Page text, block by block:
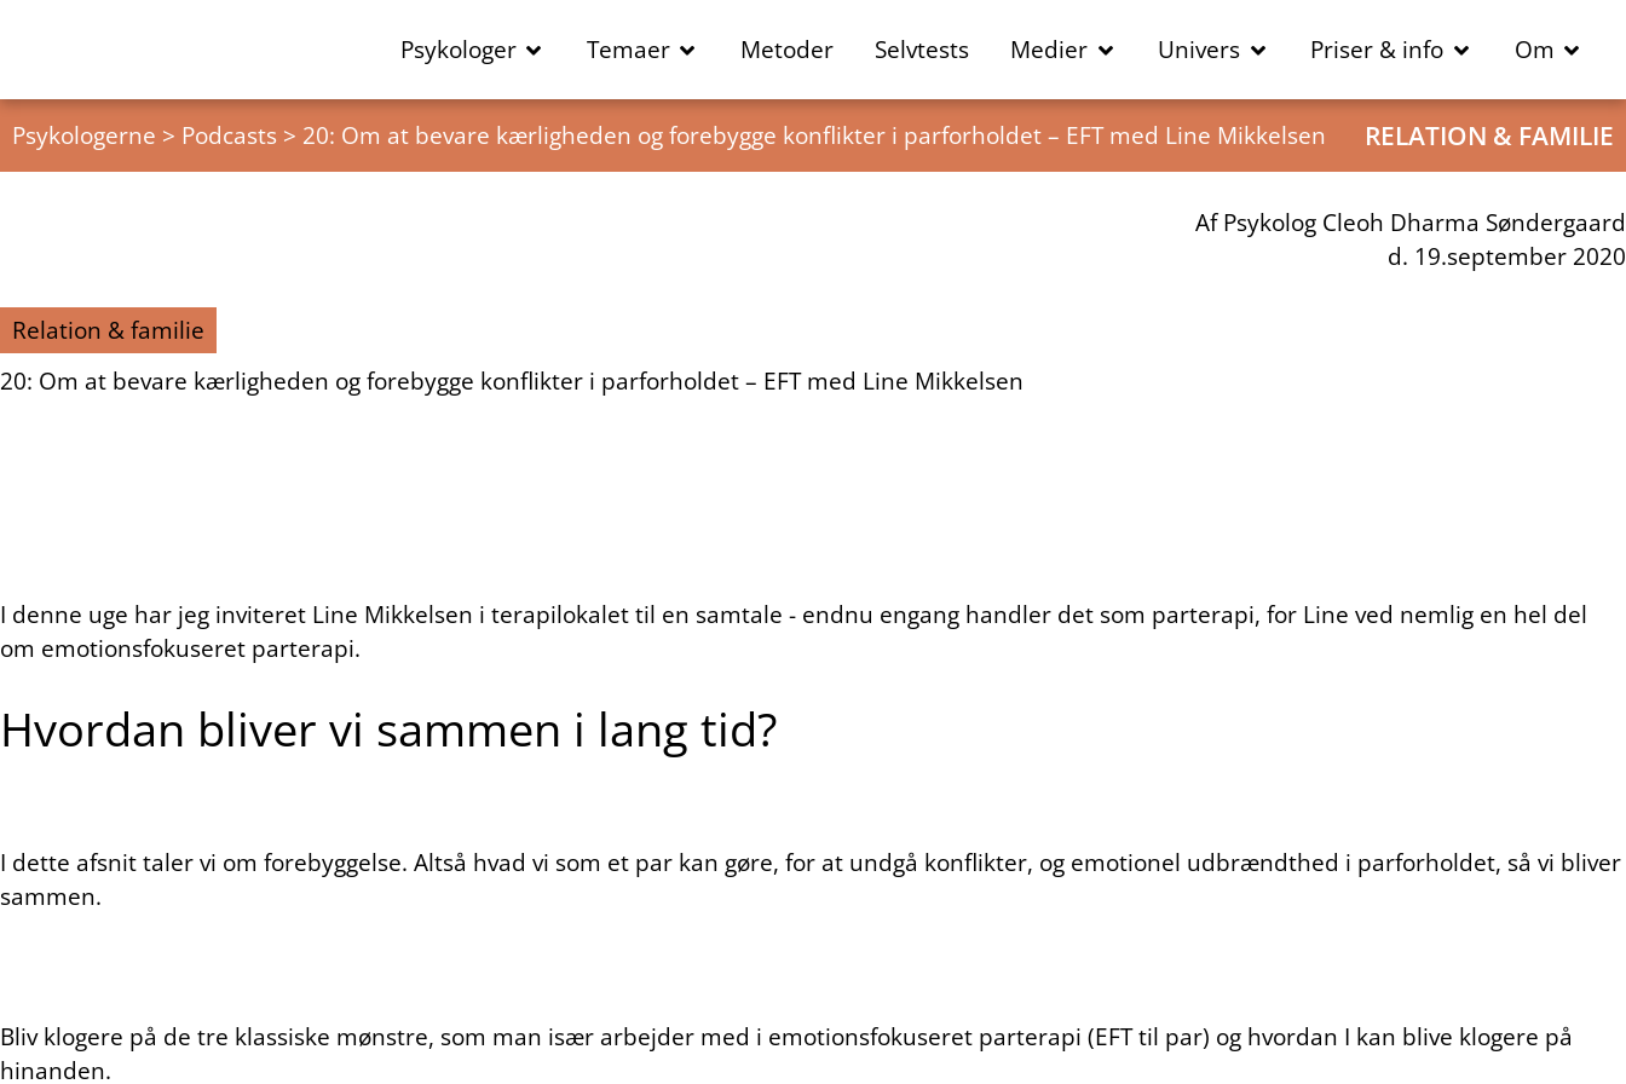
Psykologer Temaer Metoder Selvtests Medier Univers Priser & info Om
Psykologerne > Podcasts > 20: Om at bevare kærligheden og forebygge konflikter i parforholdet – EFT med Line Mikkelsen RELATION & FAMILIE
AfPsykolog Cleoh Dharma Søndergaard
d. 19.september 2020
Relation & familie
20: Om at bevare kærligheden og forebygge konflikter i parforholdet – EFT med Line Mikkelsen
I denne uge har jeg inviteret Line Mikkelsen i terapilokalet til en samtale - endnu engang handler det som parterapi, for Line ved nemlig en hel del
om emotionsfokuseret parterapi.
Hvordan bliver vi sammen i lang tid?
I dette afsnit taler vi om forebyggelse. Altså hvad vi som et par kan gøre, for at undgå konflikter, og emotionel udbrændthed i parforholdet, så vi bliver
sammen.
Bliv klogere på de tre klassiske mønstre, som man især arbejder med i emotionsfokuseret parterapi (EFT til par) og hvordan I kan blive klogere på
hinanden.